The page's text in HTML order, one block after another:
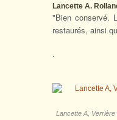
Lancette A.
"Bien conservé.
restaurés, ainsi
.
Lancette A,